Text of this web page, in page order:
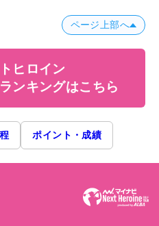
ページ上部へ
ヒロイン
ンキングはこちら
ポイント・成績